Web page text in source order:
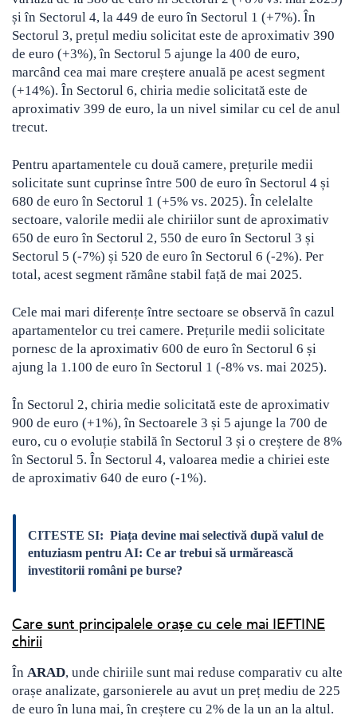
și în Sectorul 4, la 449 de euro în Sectorul 1 (+7%). În
Sectorul 3, prețul mediu solicitat este de aproximativ 390
de euro (+3%), în Sectorul 5 ajunge la 400 de euro,
marcând cea mai mare creștere anuală pe acest segment
(+14%). În Sectorul 6, chiria medie solicitată este de
aproximativ 399 de euro, la un nivel similar cu cel de anul
trecut.
Pentru apartamentele cu două camere, prețurile medii
solicitate sunt cuprinse între 500 de euro în Sectorul 4 și
680 de euro în Sectorul 1 (+5% vs. 2025). În celelalte
sectoare, valorile medii ale chiriilor sunt de aproximativ
650 de euro în Sectorul 2, 550 de euro în Sectorul 3 și
Sectorul 5 (-7%) și 520 de euro în Sectorul 6 (-2%). Per
total, acest segment rămâne stabil față de mai 2025.
Cele mai mari diferențe între sectoare se observă în cazul
apartamentelor cu trei camere. Prețurile medii solicitate
pornesc de la aproximativ 600 de euro în Sectorul 6 și
ajung la 1.100 de euro în Sectorul 1 (-8% vs. mai 2025).
În Sectorul 2, chiria medie solicitată este de aproximativ
900 de euro (+1%), în Sectoarele 3 și 5 ajunge la 700 de
euro, cu o evoluție stabilă în Sectorul 3 și o creștere de 8%
în Sectorul 5. În Sectorul 4, valoarea medie a chiriei este
de aproximativ 640 de euro (-1%).
CITESTE SI: Piața devine mai selectivă după valul de
entuziasm pentru AI: Ce ar trebui să urmărească
investitorii români pe burse?
Care sunt principalele orașe cu cele mai IEFTINE
chirii
În ARAD, unde chiriile sunt mai reduse comparativ cu alte
orașe analizate, garsonierele au avut un preț mediu de 225
de euro în luna mai, în creștere cu 2% de la un an la altul.